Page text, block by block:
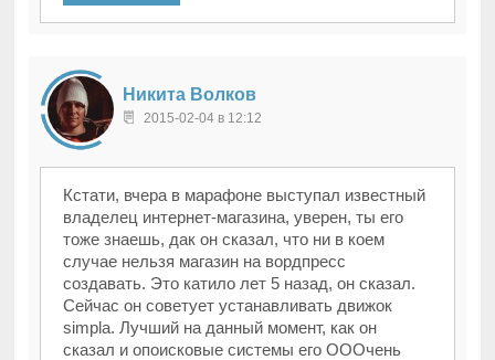
Никита Волков
2015-02-04 в 12:12
Кстати, вчера в марафоне выступал известный
владелец интернет-магазина, уверен, ты его
тоже знаешь, дак он сказал, что ни в коем
случае нельзя магазин на вордпресс
создавать. Это катило лет 5 назад, он сказал.
Сейчас он советует устанавливать движок
simpla. Лучший на данный момент, как он
сказал и опоисковые системы его ОООчень